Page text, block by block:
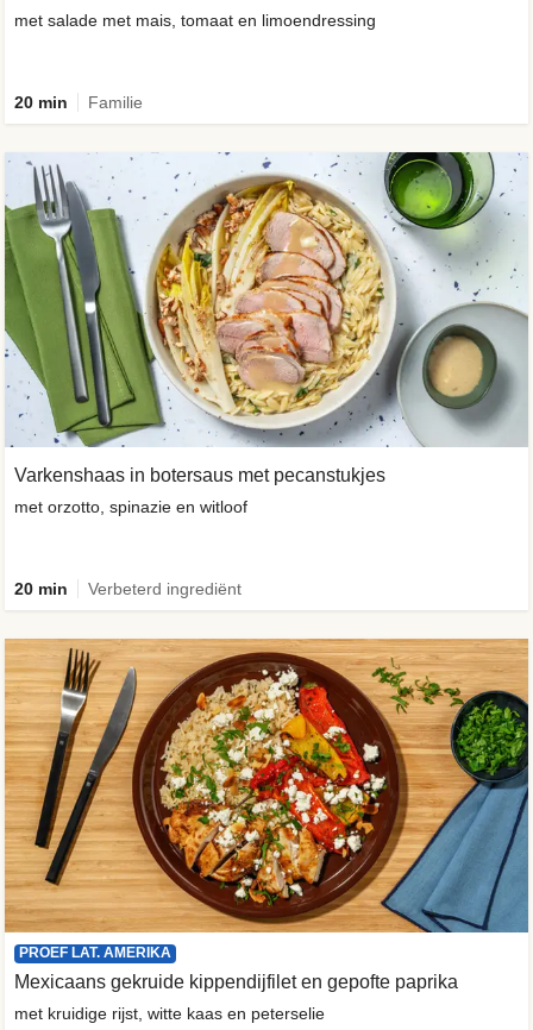
met salade met mais, tomaat en limoendressing
20 min Familie
Varkenshaas in botersaus met pecanstukjes
met orzotto, spinazie en witloof
20 min Verbeterd ingrediënt
PROEF LAT. AMERIKA
Mexicaans gekruide kippendijfilet en gepofte paprika
met kruidige rijst, witte kaas en peterselie